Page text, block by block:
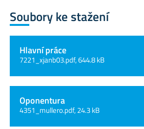
Soubory ke stažení
Hlavní práce
7221_xjanb03.pdf, 644.8 kB
Oponentura
4351_mullero.pdf, 24.3 kB